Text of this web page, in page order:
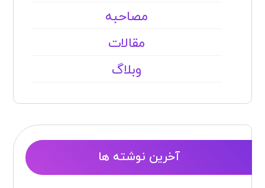
مصاحبه
مقالات
وبلاگ
آخرین نوشته ها